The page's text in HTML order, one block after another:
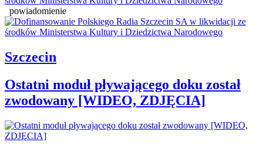
powiadomienie
Szczecin
Ostatni moduł pływającego doku został
zwodowany [WIDEO, ZDJĘCIA]